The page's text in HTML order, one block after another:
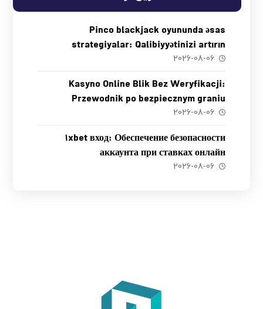
Pinco blackjack oyununda əsas
strategiyalar: Qalibiyyətinizi artırın
2026-08-06
Kasyno Online Blik Bez Weryfikacji:
Przewodnik po bezpiecznym graniu
2026-08-06
1xbet вход: Обеспечение безопасности
аккаунта при ставках онлайн
2026-08-06